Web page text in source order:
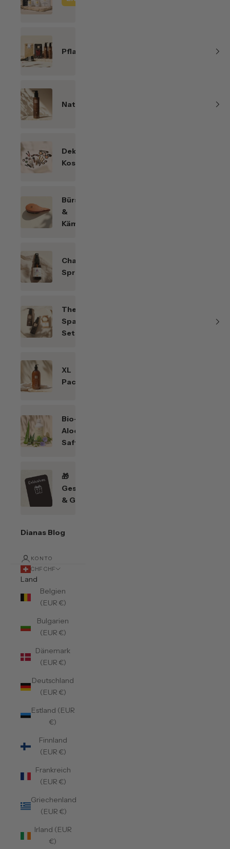
Pflanzenhaarfarben
Naturkosmetik
Dekorative
Kosmetik
Bürsten
&
Kämme
Chakren-
Sprays
Themen-
Spar-
Sets
XL
Packungen
Bio-
Aloe
Saft
🎁
Geschenkefinder
& Gutscheine
Dianas Blog
KONTO
CHF CHF
Land
Belgien
(EUR €)
Bulgarien
(EUR €)
Dänemark
(EUR €)
Deutschland
(EUR €)
Estland (EUR
€)
Finnland
(EUR €)
Frankreich
(EUR €)
Griechenland
(EUR €)
Irland (EUR
€)